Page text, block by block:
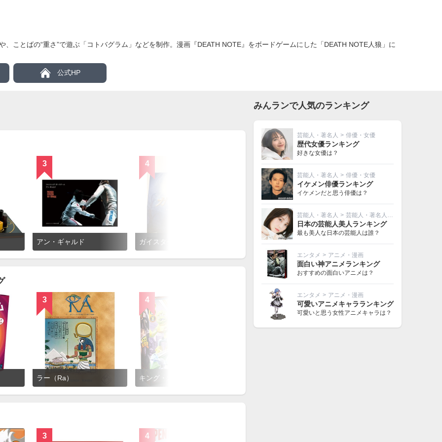
ことばの“重さ”で遊ぶ「コトバグラム」などを制作。漫画『DEATH NOTE』をボードゲームにした「DEATH NOTE人狼」に
公式HP
3
アン・ギャルド
4
ガイスター（Geister）
3
ラー（Ra）
4
3 4
みんランで人気のランキング
芸能人・著名人 > 俳優・女優
歴代女優ランキング
好きな女優は？
芸能人・著名人 > 俳優・女優
イケメン俳優ランキング
イケメンだと思う俳優は？
芸能人・著名人 > 芸能人・著名人その他
日本の芸能人美人ランキング
最も美人な日本の芸能人は誰？
エンタメ > アニメ・漫画
面白い神アニメランキング
おすすめの面白いアニメは？
エンタメ > アニメ・漫画
可愛いアニメキャラランキング
可愛いと思う女性アニメキャラは？